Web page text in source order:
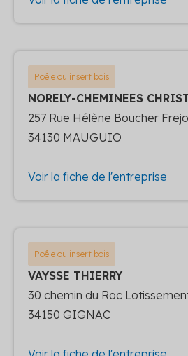
Poêle ou insert bois
NORELY-CHEMINEES
257 Rue Hélène Boucher
34130 MAUGUIO
Voir la fiche de l'entreprise
Poêle ou insert bois
VAYSSE THIERRY
30 chemin du Roc
34150 GIGNAC